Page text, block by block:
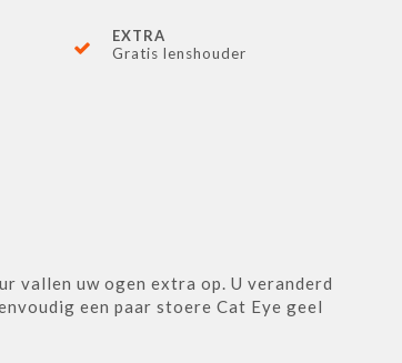
EXTRA
Gratis lenshouder
vallen uw ogen extra op. U veranderd
een paar stoere Cat Eye geel